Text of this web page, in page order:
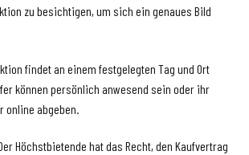
zu besichtigen, um sich ein genaues Bild
findet an einem festgelegten Tag und Ort
können persönlich anwesend sein oder ihr
abgeben.
Höchstbietende hat das Recht, den Kaufvertrag